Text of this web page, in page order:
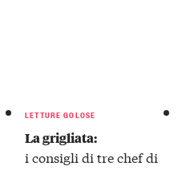
LETTURE GOLOSE
La grigliata:
i consigli di tre chef di